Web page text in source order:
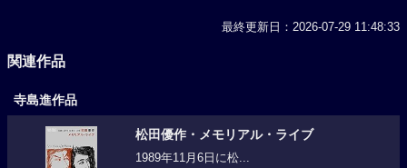
最終更新日：2026-07-29 11:48:33
関連作品
寺島進作品
松田優作・メモリアル・ライブ
1989年11月6日に松...